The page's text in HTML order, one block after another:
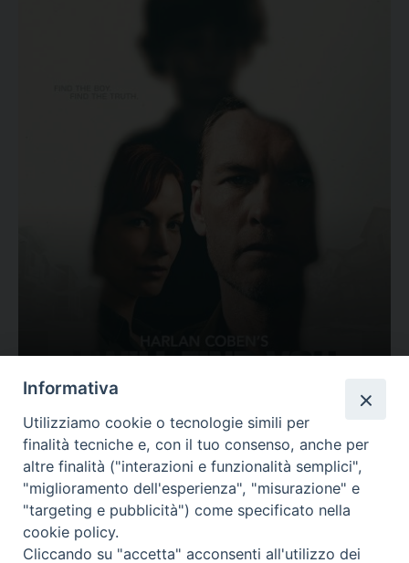
Valutazione
Complesso, Problematico
Tematica: Amore-Sentimenti, Carcere...
Informativa
Utilizziamo cookie o tecnologie simili per
finalità tecniche e, con il tuo consenso, anche per
altre finalità ("interazioni e funzionalità semplici",
"miglioramento dell'esperienza", "misurazione" e
"targeting e pubblicità") come specificato nella
cookie policy.
Cliccando su "accetta" acconsenti all'utilizzo dei